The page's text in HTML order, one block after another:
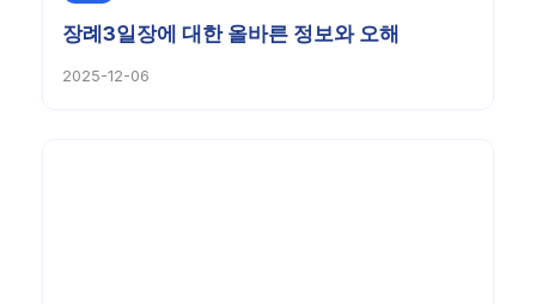
장례3일장에 대한 올바른 정보와 오해
2025-12-06